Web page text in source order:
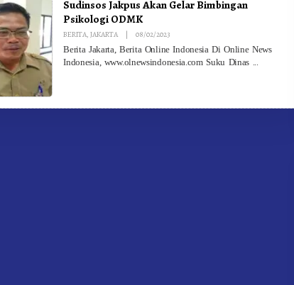
Sudinsos Jakpus Akan Gelar Bimbingan
Psikologi ODMK
BERITA,JAKARTA | 08/02/2023
Berita Jakarta, Berita Online Indonesia Di Online News
Indonesia, www.olnewsindonesia.com Suku Dinas